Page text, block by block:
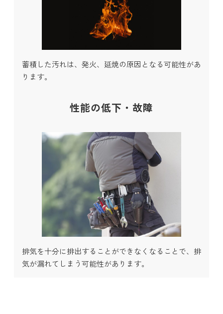
蓄積した汚れは、発火、延焼の原因となる可能性があ
ります。
性能の低下・故障
排気を十分に排出することができなくなることで、排
気が漏れてしまう可能性があります。